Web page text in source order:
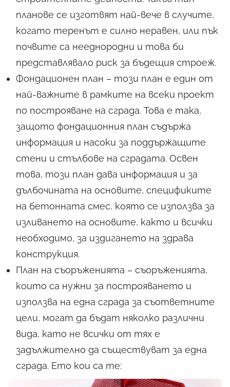
планове се изготвят най-вече в случите,
когато теренът е силно неравен, или пък
почвите са нееднородни и това би
представлявало риск за бъдещия строеж.
Фондационен план – този план е един от
най-важните в рамките на всеки проект
по построяване на сграда. Това е така,
защото фондационния план съдържа
информация и насоки за поддържащите
стени и стълбове на сградата. Освен
това, този план дава информация и за
дълбочината на основите, спецификите
на бетонната смес, която се използва за
изливането на основите, както и всички
необходимо, за издигането на здрава
конструкция.
План на съоръженията – съоръженията,
които са нужни за построяването и
използва на една сграда за съответните
цели, могат да бъдат няколко различни
вида, като не всички от тях е
задължително да съществуват за една
сграда. Ето кои са те: